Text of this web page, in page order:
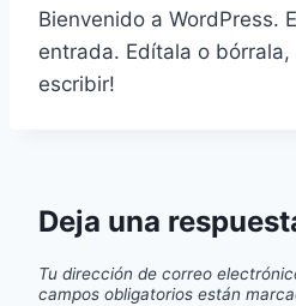
Bienvenido a WordPress.
entrada. Edítala o bórrala,
escribir!
Deja una
Tu dirección de correo
campos obligatorios están